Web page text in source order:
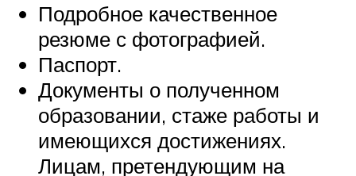
Подробное качественное
резюме с фотографией.
Паспорт.
Документы о полученном
образовании, стаже работы и
имеющихся достижениях.
Лицам, претендующим на